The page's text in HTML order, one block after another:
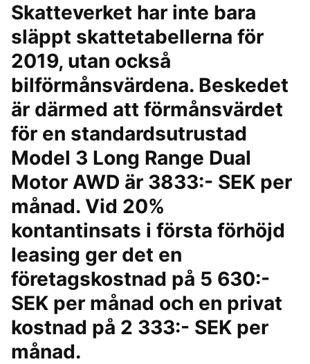
Skatteverket har inte bara
släppt skattetabellerna för
2019, utan också
bilförmånsvärdena. Beskedet
är därmed att förmånsvärdet
för en standardsutrustad
Model 3 Long Range Dual
Motor AWD är 3833:- SEK per
månad. Vid 20%
kontantinsats i första förhöjd
leasing ger det en
företagskostnad på 5 630:-
SEK per månad och en privat
kostnad på 2 333:- SEK per
månad.